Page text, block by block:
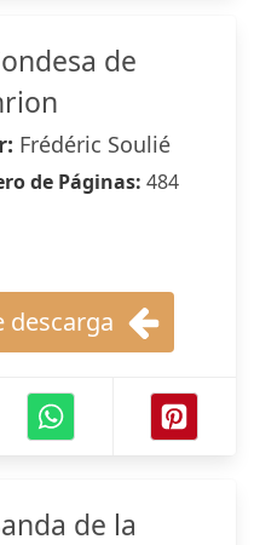
de
Frédéric Soulié
de Páginas: 484
descarga
de la